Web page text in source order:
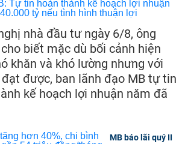
nhà đầu tư ngày 6/8, ông
biết mặc dù bối cảnh hiện
khăn và khó lường nhưng với
được, ban lãnh đạo MB tự tin
kế hoạch lợi nhuận năm đã
MB báo lãi quý II